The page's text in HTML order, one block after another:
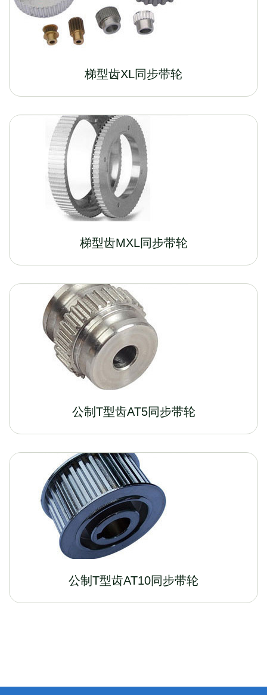
梯型齿XL同步带轮
梯型齿MXL同步带轮
公制T型齿AT5同步带轮
公制T型齿AT10同步带轮